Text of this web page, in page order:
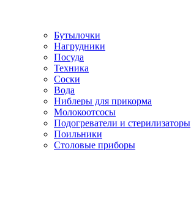
Бутылочки
Нагрудники
Посуда
Техника
Соски
Вода
Ниблеры для прикорма
Молокоотсосы
Подогреватели и стерилизаторы
Поильники
Столовые приборы